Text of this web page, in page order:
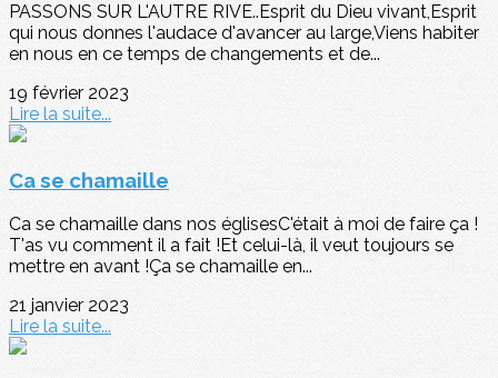
PASSONS SUR L'AUTRE RIVE..Esprit du Dieu vivant,Esprit
qui nous donnes l'audace d'avancer au large,Viens habiter
en nous en ce temps de changements et de...
19 février 2023
Lire la suite...
Ca se chamaille
Ca se chamaille dans nos églisesC'était à moi de faire ça !
T'as vu comment il a fait !Et celui-là, il veut toujours se
mettre en avant !Ça se chamaille en...
21 janvier 2023
Lire la suite...